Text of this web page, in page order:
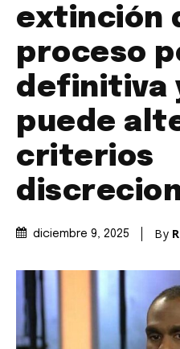
extinción
proceso
definitiva
puede
criterios
diciembre 9, 2025 By